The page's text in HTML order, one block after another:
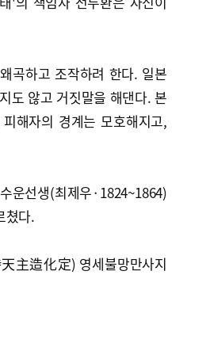
곡하고 조작하려 한다. 일본
도 않고 거짓말을 해댄다. 본
해자의 경계는 모호해지고,
운선생(최제우·1824~1864)
쳤다.
主造化定) 영세불망만사지